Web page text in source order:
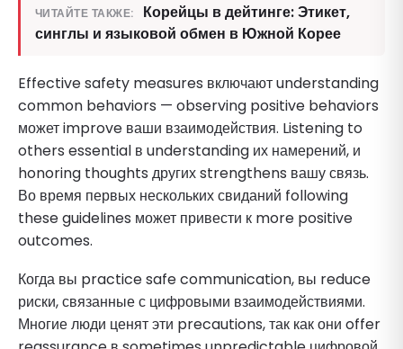
ЧИТАЙТЕ ТАКЖЕ:
Корейцы в дейтинге: Этикет,
синглы и языковой обмен в Южной Корее
Effective safety measures включают understanding
common behaviors — observing positive behaviors
может improve ваши взаимодействия. Listening to
others essential в understanding их намерений, и
honoring thoughts других strengthens вашу связь.
Во время первых нескольких свиданий following
these guidelines может привести к more positive
outcomes.
Когда вы practice safe communication, вы reduce
риски, связанные с цифровыми взаимодействиями.
Многие люди ценят эти precautions, так как они offer